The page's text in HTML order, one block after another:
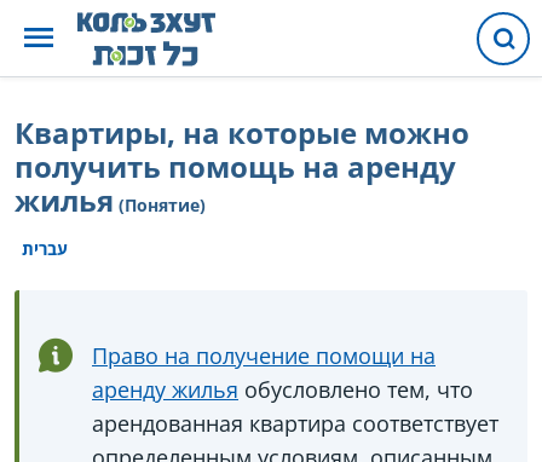
Квартиры, на которые можно
получить помощь на аренду
жилья (Понятие)
עברית
Право на получение помощи на
аренду жилья обусловлено тем, что
арендованная квартира соответствует